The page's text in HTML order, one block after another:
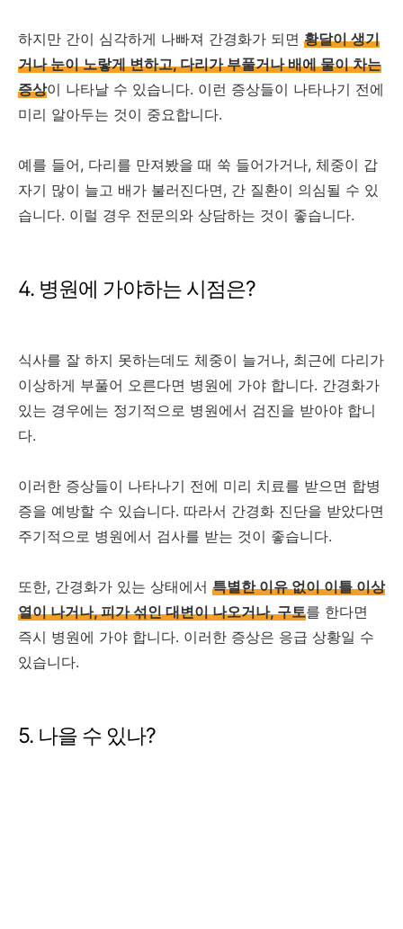
하지만 간이 심각하게 나빠져 간경화가 되면 황달이 생기
거나 눈이 노랗게 변하고, 다리가 부풀거나 배에 물이 차는
증상이 나타날 수 있습니다. 이런 증상들이 나타나기 전에
미리 알아두는 것이 중요합니다.
예를 들어, 다리를 만져봤을 때 쑥 들어가거나, 체중이 갑
자기 많이 늘고 배가 불러진다면, 간 질환이 의심될 수 있
습니다. 이럴 경우 전문의와 상담하는 것이 좋습니다.
4. 병원에 가야하는 시점은?
식사를 잘 하지 못하는데도 체중이 늘거나, 최근에 다리가
이상하게 부풀어 오른다면 병원에 가야 합니다. 간경화가
있는 경우에는 정기적으로 병원에서 검진을 받아야 합니
다.
이러한 증상들이 나타나기 전에 미리 치료를 받으면 합병
증을 예방할 수 있습니다. 따라서 간경화 진단을 받았다면
주기적으로 병원에서 검사를 받는 것이 좋습니다.
또한, 간경화가 있는 상태에서 특별한 이유 없이 이틀 이상
열이 나거나, 피가 섞인 대변이 나오거나, 구토를 한다면
즉시 병원에 가야 합니다. 이러한 증상은 응급 상황일 수
있습니다.
5. 나을 수 있나?